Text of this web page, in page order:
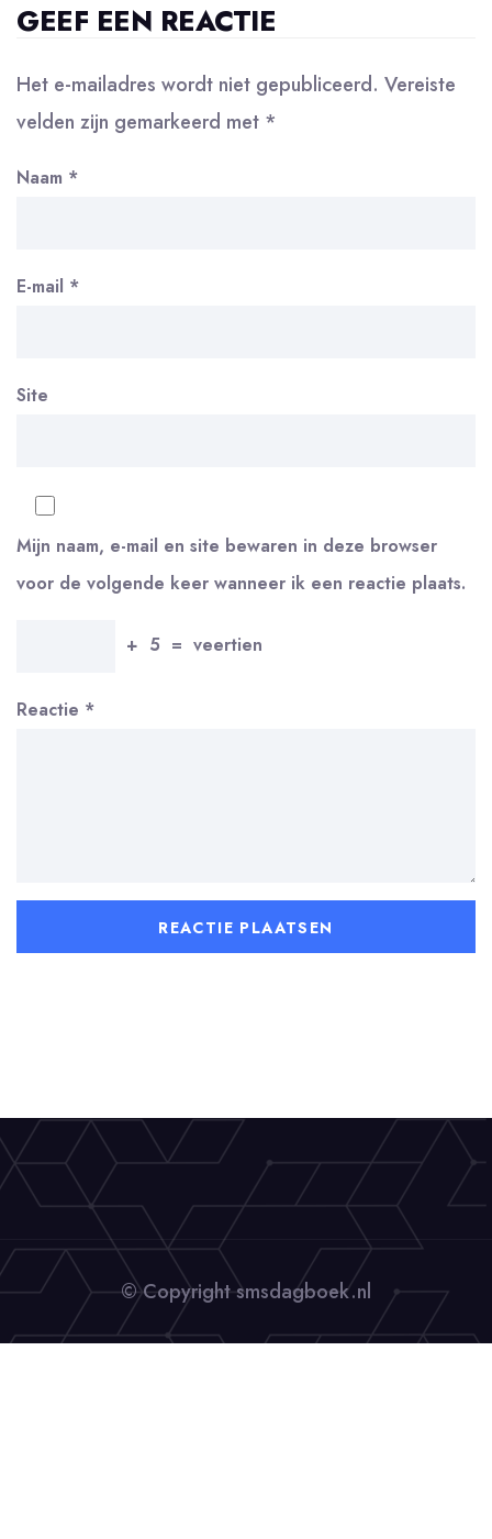
GEEF EEN REACTIE
Het e-mailadres wordt niet gepubliceerd. Vereiste
velden zijn gemarkeerd met *
Naam *
E-mail *
Site
Mijn naam, e-mail en site bewaren in deze browser
voor de volgende keer wanneer ik een reactie plaats.
+ 5 = veertien
Reactie *
© Copyright smsdagboek.nl